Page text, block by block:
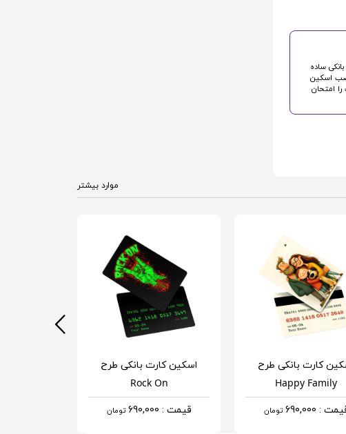
ساده
اسکین
امتحان
موارد بیشتر
کارت بانکی طرح
Happy Family
: 690,000 تومان
اسکین کارت بانکی طرح
Rock On
قیمت : 690,000 تومان